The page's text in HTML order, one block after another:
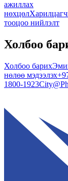
ажиллах
нөхцөл
тооцоо нийлэлт
Холбоо
Холбоо барих
нөлөө мэдээлэх
1800-1923